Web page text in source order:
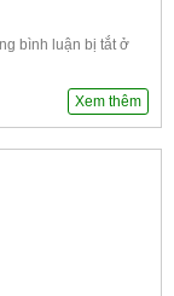
bình luận bị tắtở
Xem thêm